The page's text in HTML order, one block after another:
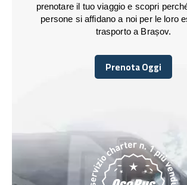
prenotare il tuo viaggio e scopri
persone si affidano a noi per le loro
trasporto a Brașov.
Prenota Oggi
Prenota Oggi